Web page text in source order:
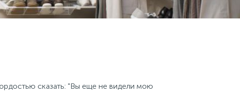
сказать: "Вы еще не видели мою